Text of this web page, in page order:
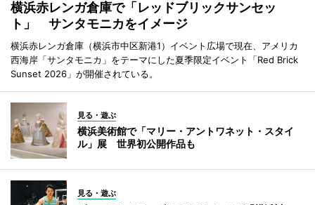
横浜赤レンガ倉庫で「レッドブリックサンセッ
ト」 サンタモニカをイメージ
横浜赤レンガ倉庫（横浜市中区新港1）イベント広場で現在、アメリカ
西海岸「サンタモニカ」をテーマにした夏季限定イベント「Red Brick
Sunset 2026」が開催されている。
見る・遊ぶ
横浜美術館で「マリー・アントワネット・スタイ
ル」展 世界初公開作品も
見る・遊ぶ